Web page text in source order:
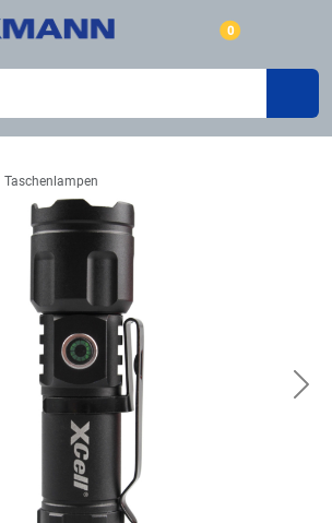
0
Taschenlampen